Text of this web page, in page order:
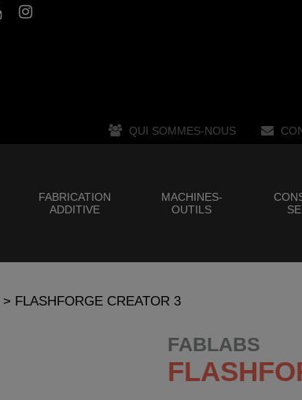
QUI SOMMES-NOUS
FABRICATION
ADDITIVE
MACHINES-
OUTILS
> FLASHFORGE CREATOR 3
FABLABS